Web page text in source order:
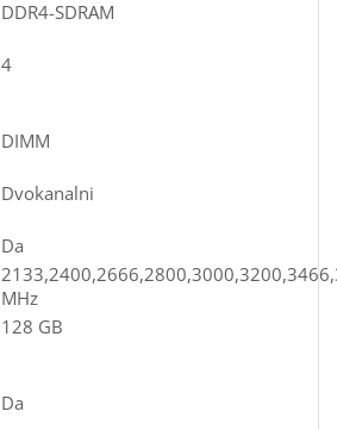
DDR4-SDRAM
4
DIMM
Dvokanalni
Da
MHz
128 GB
Da